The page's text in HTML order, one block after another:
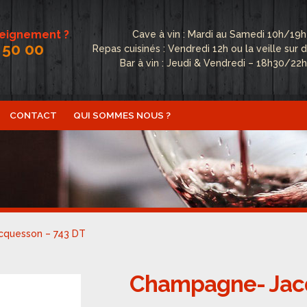
?
00
Cave à vin : Mardi au Samedi 10h/19h
Repas cuisinés : Vendredi 12h ou la veille sur
Bar à vin : Jeudi & Vendredi – 18h30/
CONTACT QUI SOMMES NOUS ?
Conditions Générales de Vente
Politique de cookies (UE) Qui sommes nous ?
– 743 DT
Champagne-